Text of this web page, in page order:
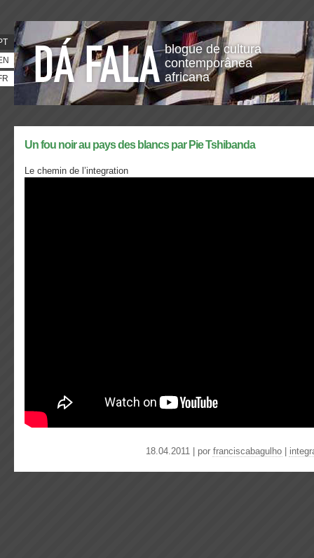
blogue de cultura
contemporânea
africana
Un fou noir au pays des blancs par Pie Tshibanda
Le chemin de l’integration
18.04.2011 | por franciscabagulho